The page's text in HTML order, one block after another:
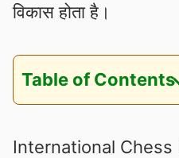
विकास होता है।
Table of Contents
International Chess